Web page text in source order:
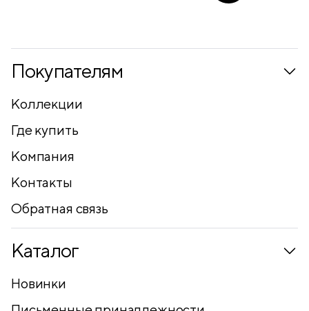
Покупателям
Коллекции
Где купить
Компания
Контакты
Обратная связь
Каталог
Новинки